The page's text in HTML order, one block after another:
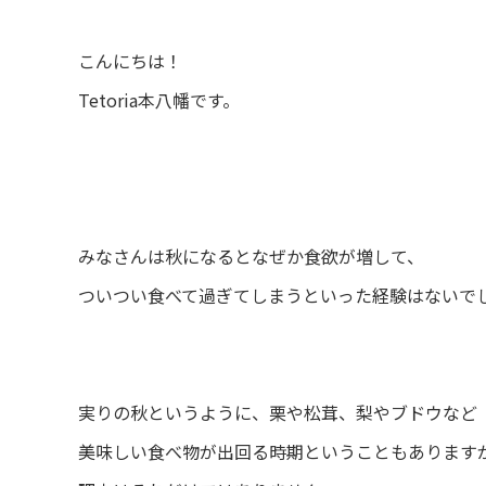
こんにちは！
Tetoria本八幡です。
みなさんは秋になるとなぜか食欲が増して、
ついつい食べて過ぎてしまうといった経験はないで
実りの秋というように、栗や松茸、梨やブドウなど
美味しい食べ物が出回る時期ということもあります